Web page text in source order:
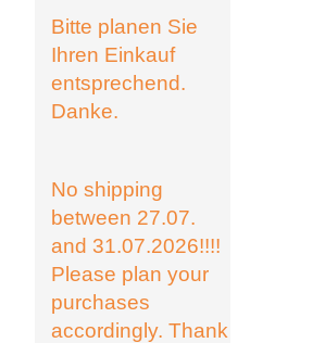
Bitte planen Sie
Ihren Einkauf
entsprechend.
Danke.
No shipping
between 27.07.
and 31.07.2026!!!!
Please plan your
purchases
accordingly. Thank